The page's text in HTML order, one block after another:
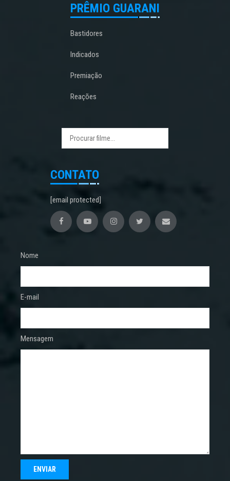
PRÊMIO GUARANI
Bastidores
Indicados
Premiação
Reações
CONTATO
[email protected]
Nome
E-mail
Mensagem